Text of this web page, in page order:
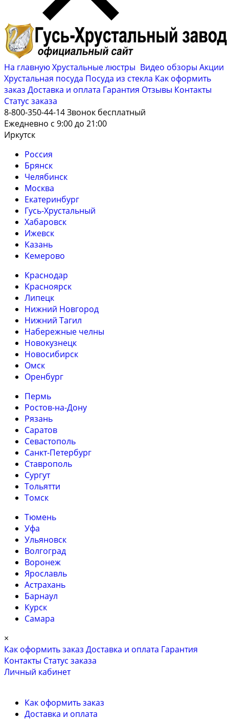
На главнуюХрустальные люстры Видео обзоры Акции
Хрустальная посуда Посуда из стекла Как оформить
заказ Доставка и оплата Гарантия Отзывы Контакты
Cтатус заказа
8-800-350-44-14Звонок бесплатный
Ежедневно с 9:00 до 21:00
Иркутск
Россия
Брянск
Челябинск
Москва
Екатеринбург
Гусь-Хрустальный
Хабаровск
Ижевск
Казань
Кемерово
Краснодар
Красноярск
Липецк
Нижний Новгород
Нижний Тагил
Набережные челны
Новокузнецк
Новосибирск
Омск
Оренбург
Пермь
Ростов-на-Дону
Рязань
Саратов
Севастополь
Санкт-Петербург
Ставрополь
Сургут
Тольятти
Томск
Тюмень
Уфа
Ульяновск
Волгоград
Воронеж
Ярославль
Астрахань
Барнаул
Курск
Самара
×
Как оформить заказ Доставка и оплата Гарантия
Контакты Cтатус заказа
Личный кабинет
Как оформить заказ
Доставка и оплата